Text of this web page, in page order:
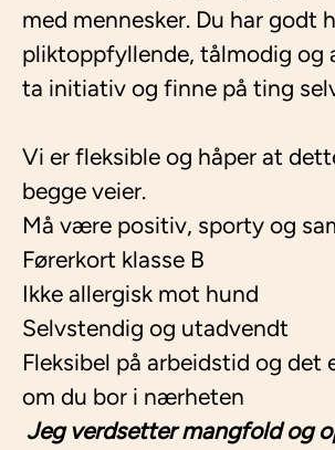
med mennesker. Du har godt
pliktoppfyllende, tålmodig og
ta initiativ og finne på ting
Vi er fleksible og håper at
begge veier.
Må være positiv, sporty og
Førerkort klasse B
Ikke allergisk mot hund
Selvstendig og utadvendt
Fleksibel på arbeidstid og det
om du bor i nærheten
Jeg verdsetter mangfold og